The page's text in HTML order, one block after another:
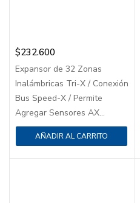
$232.600
Expansor de 32 Zonas
Inalámbricas Tri-X / Conexión
Bus Speed-X / Permite
Agregar Sensores AX...
AÑADIR AL CARRITO